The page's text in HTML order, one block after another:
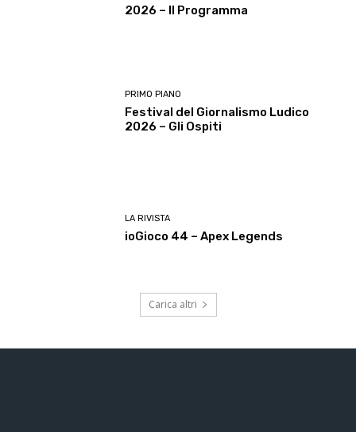
2026 – Il Programma
PRIMO PIANO
Festival del Giornalismo Ludico
2026 – Gli Ospiti
LA RIVISTA
ioGioco 44 – Apex Legends
Carica altri